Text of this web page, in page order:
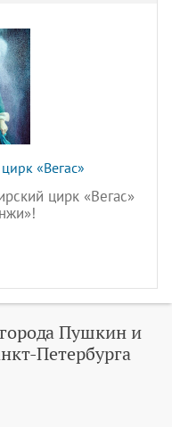
«Вегас»
цирк «Вегас»
Пушкин и
Петербурга